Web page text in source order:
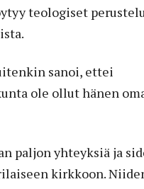
teologiset
sanoi, ettei
ole ollut hänen
paljon yhteyksiä ja
kirkkoon.